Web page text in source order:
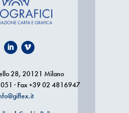
28, 20121 Milano
· Fax +39 02 4816947